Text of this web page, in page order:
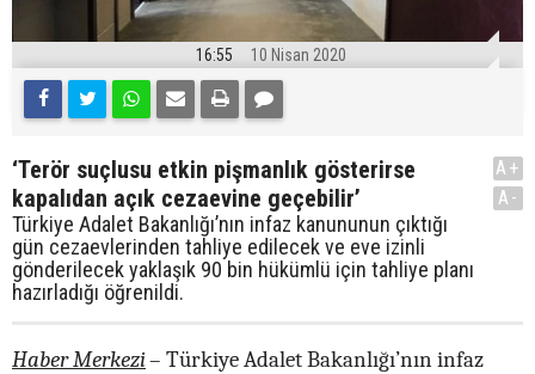
16:55 10 Nisan 2020
‘Terör suçlusu etkin pişmanlık gösterirse
kapalıdan açık cezaevine geçebilir’
Türkiye Adalet Bakanlığı’nın infaz kanununun çıktığı
gün cezaevlerinden tahliye edilecek ve eve izinli
gönderilecek yaklaşık 90 bin hükümlü için tahliye planı
hazırladığı öğrenildi.
A+
A-
Haber Merkezi– Türkiye Adalet Bakanlığı’nın infaz